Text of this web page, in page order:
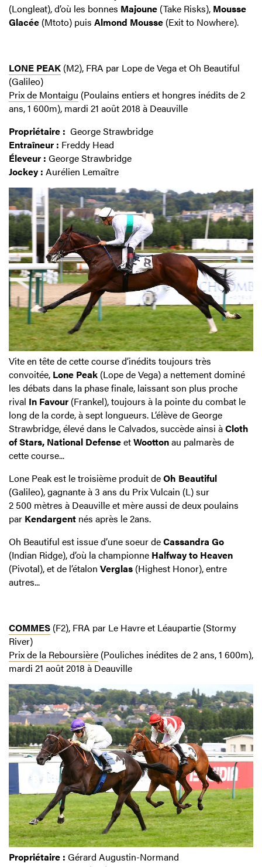
(Longleat), d’où les bonnes Majoune (Take Risks), Mousse
Glacée (Mtoto) puis Almond Mousse (Exit to Nowhere).
LONE PEAK (M2), FRA par Lope de Vega et Oh Beautiful
(Galileo)
Prix de Montaigu (Poulains entiers et hongres inédits de 2
ans, 1 600m), mardi 21 août 2018 à Deauville
Propriétaire : George Strawbridge
Entraîneur : Freddy Head
Éleveur : George Strawbridge
Jockey : Aurélien Lemaître
Vite en tête de cette course d’inédits toujours très
convoitée, Lone Peak (Lope de Vega) a nettement dominé
les débats dans la phase finale, laissant son plus proche
rival In Favour (Frankel), toujours à la pointe du combat le
long de la corde, à sept longueurs. L’élève de George
Strawbridge, élevé dans le Calvados, succède ainsi àCloth
of Stars, National DefenseetWoottonau palmarès de
cette course...
Lone Peak est le troisième produit deOh Beautiful
(Galileo), gagnante à 3 ans du Prix Vulcain (L) sur
2 500 mètres à Deauville et mère aussi de deux poulains
par Kendargent nés après le 2ans.
Oh Beautiful est issue d’une soeur deCassandra Go
(Indian Ridge), d’où la championne Halfway to Heaven
(Pivotal), et de l’étalon Verglas (Highest Honor), entre
autres...
COMMES (F2), FRA par Le Havre et Léaupartie (Stormy
River)
Prix de la Reboursière (Pouliches inédites de 2 ans, 1 600m),
mardi 21 août 2018 à Deauville
Propriétaire : Gérard Augustin-Normand